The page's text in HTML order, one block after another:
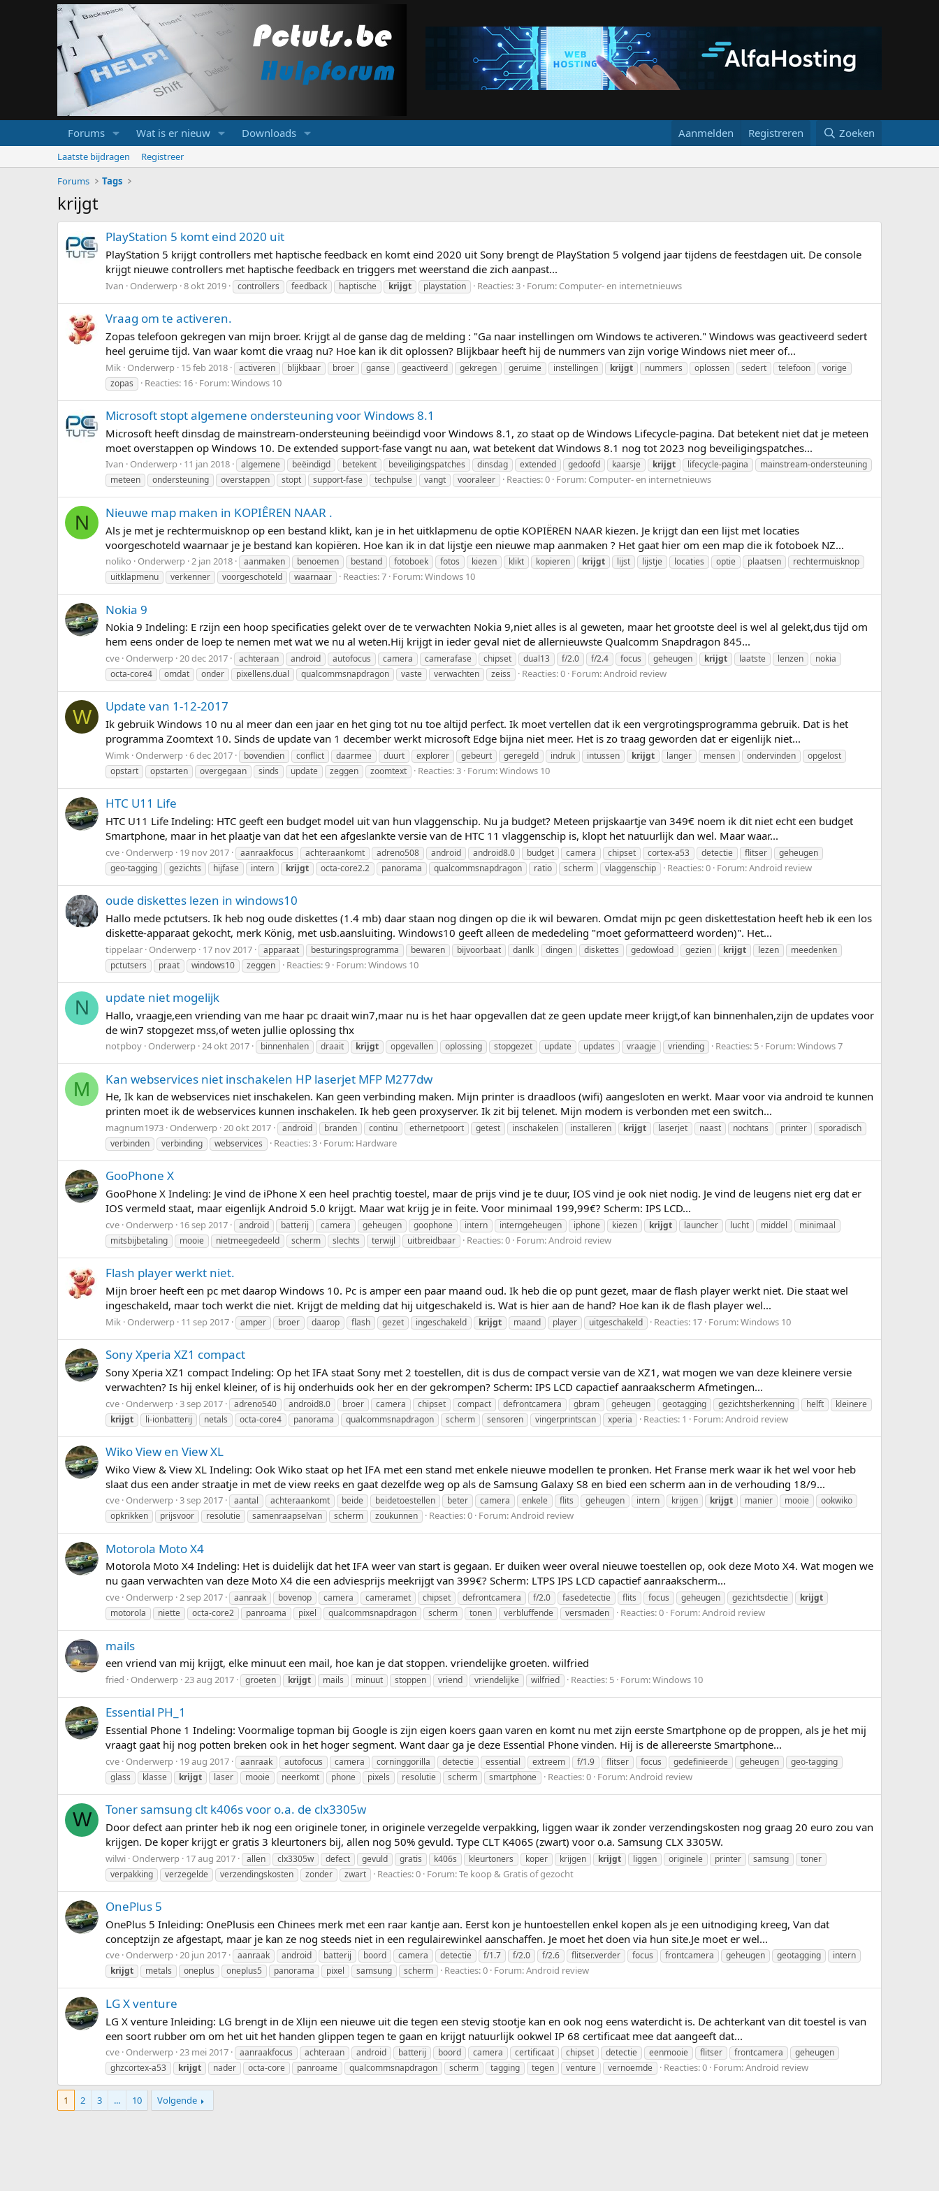
Forums Wat is er nieuw Downloads Aanmelden Registreren Zoeken
Laatste bijdragen
Registreer
Forums
Tags
krijgt
PlayStation 5 komt eind 2020 uit
PlayStation 5 krijgt controllers met haptische feedback en komt eind 2020 uit Sony brengt de PlayStation 5 volgend jaar tijdens de feestdagen uit. De console
krijgt nieuwe controllers met haptische feedback en triggers met weerstand die zich aanpast...
Ivan Onderwerp 8 okt 2019 controllers feedback haptische krijgt playstation Reacties: 3 Forum: Computer- en internetnieuws
Vraag om te activeren.
Zopas telefoon gekregen van mijn broer. Krijgt al de ganse dag de melding : "Ga naar instellingen om Windows te activeren." Windows was geactiveerd sedert
heel geruime tijd. Van waar komt die vraag nu? Hoe kan ik dit oplossen? Blijkbaar heeft hij de nummers van zijn vorige Windows niet meer of...
Mik Onderwerp 15 feb 2018 activeren blijkbaar broer ganse geactiveerd gekregen geruime instellingen krijgt nummers oplossen sedert telefoon
vorige
zopas
Reacties: 16 Forum:Windows 10
Microsoft stopt algemene ondersteuning voor Windows 8.1
Microsoft heeft dinsdag de mainstream-ondersteuning beëindigd voor Windows 8.1, zo staat op de Windows Lifecycle-pagina. Dat betekent niet dat je meteen
moet overstappen op Windows 10. De extended support-fase vangt nu aan, wat betekent dat Windows 8.1 nog tot 2023 nog beveiligingspatches...
Ivan Onderwerp 11 jan 2018 algemene beëindigd betekent beveiligingspatches dinsdag extended gedoofd kaarsje krijgt lifecycle-pagina
mainstream-ondersteuning
meteen
ondersteuning overstappen stopt support-fase techpulse vangt vooraleer Reacties: 0 Forum: Computer- en internetnieuws
N Nieuwe map maken in KOPIÊREN NAAR .
Als je met je rechtermuisknop op een bestand klikt, kan je in het uitklapmenu de optie KOPIËREN NAAR kiezen. Je krijgt dan een lijst met locaties
voorgeschoteld waarnaar je je bestand kan kopiëren. Hoe kan ik in dat lijstje een nieuwe map aanmaken ? Het gaat hier om een map die ik fotoboek NZ...
noliko Onderwerp 2 jan 2018 aanmaken benoemen bestand fotoboek fotos kiezen klikt kopieren krijgt lijst lijstje locaties optie plaatsen
rechtermuisknop
uitklapmenu
verkenner voorgeschoteld waarnaar Reacties: 7 Forum:Windows 10
Nokia 9
Nokia 9 Indeling: E rzijn een hoop specificaties gelekt over de te verwachten Nokia 9,niet alles is al geweten, maar het grootste deel is wel al gelekt,dus tijd om
hem eens onder de loep te nemen met wat we nu al weten.Hij krijgt in ieder geval niet de allernieuwste Qualcomm Snapdragon 845...
cve Onderwerp 20 dec 2017 achteraan android autofocus camera camerafase chipset dual13 f/2.0 f/2.4 focus geheugen krijgt laatste lenzen
nokia
octa-core4
omdat onder pixellens.dual qualcommsnapdragon vaste verwachten zeiss Reacties: 0 Forum:Android review
W Update van 1-12-2017
Ik gebruik Windows 10 nu al meer dan een jaar en het ging tot nu toe altijd perfect. Ik moet vertellen dat ik een vergrotingsprogramma gebruik. Dat is het
programma Zoomtext 10. Sinds de update van 1 december werkt microsoft Edge bijna niet meer. Het is zo traag geworden dat er eigenlijk niet...
Wimk Onderwerp 6 dec 2017 bovendien conflict daarmee duurt explorer gebeurt geregeld indruk intussen krijgt langer mensen ondervinden
opgelost
opstart
opstarten overgegaan sinds update zeggen zoomtext Reacties: 3 Forum:Windows 10
HTC U11 Life
HTC U11 Life Indeling: HTC geeft een budget model uit van hun vlaggenschip. Nu ja budget? Meteen prijskaartje van 349€ noem ik dit niet echt een budget
Smartphone, maar in het plaatje van dat het een afgeslankte versie van de HTC 11 vlaggenschip is, klopt het natuurlijk dan wel. Maar waar...
cve Onderwerp 19 nov 2017 aanraakfocus achteraankomt adreno508 android android8.0 budget camera chipset cortex-a53 detectie flitser
geheugen
geo-tagging
gezichts hijfase intern krijgt octa-core2.2 panorama qualcommsnapdragon ratio scherm vlaggenschip Reacties: 0 Forum:Android review
oude diskettes lezen in windows10
Hallo mede pctutsers. Ik heb nog oude diskettes (1.4 mb) daar staan nog dingen op die ik wil bewaren. Omdat mijn pc geen diskettestation heeft heb ik een los
diskette-apparaat gekocht, merk König, met usb.aansluiting. Windows10 geeft alleen de mededeling "moet geformatteerd worden)". Het...
tippelaar Onderwerp 17 nov 2017 apparaat besturingsprogramma bewaren bijvoorbaat danlk dingen diskettes gedowload gezien krijgt lezen
meedenken
pctutsers
praat windows10 zeggen Reacties: 9 Forum:Windows 10
N update niet mogelijk
Hallo, vraagje,een vriending van me haar pc draait win7,maar nu is het haar opgevallen dat ze geen update meer krijgt,of kan binnenhalen,zijn de updates voor
de win7 stopgezet mss,of weten jullie oplossing thx
notpboy Onderwerp 24 okt 2017 binnenhalen draait krijgt opgevallen oplossing stopgezet update updates vraagje vriending Reacties: 5 Forum:Windows 7
M Kan webservices niet inschakelen HP laserjet MFP M277dw
He, Ik kan de webservices niet inschakelen. Kan geen verbinding maken. Mijn printer is draadloos (wifi) aangesloten en werkt. Maar voor via android te kunnen
printen moet ik de webservices kunnen inschakelen. Ik heb geen proxyserver. Ik zit bij telenet. Mijn modem is verbonden met een switch...
magnum1973 Onderwerp 20 okt 2017 android branden continu ethernetpoort getest inschakelen installeren krijgt laserjet naast nochtans printer
sporadisch
verbinden
verbinding webservices Reacties: 3 Forum: Hardware
GooPhone X
GooPhone X Indeling: Je vind de iPhone X een heel prachtig toestel, maar de prijs vind je te duur, IOS vind je ook niet nodig. Je vind de leugens niet erg dat er
IOS vermeld staat, maar eigenlijk Android 5.0 krijgt. Maar wat krijg je in feite. Voor minimaal 199,99€? Scherm: IPS LCD...
cve Onderwerp 16 sep 2017 android batterij camera geheugen goophone intern interngeheugen iphone kiezen krijgt launcher lucht middel
minimaal
mitsbijbetaling
mooie nietmeegedeeld scherm slechts terwijl uitbreidbaar Reacties: 0 Forum:Android review
Flash player werkt niet.
Mijn broer heeft een pc met daarop Windows 10. Pc is amper een paar maand oud. Ik heb die op punt gezet, maar de flash player werkt niet. Die staat wel
ingeschakeld, maar toch werkt die niet. Krijgt de melding dat hij uitgeschakeld is. Wat is hier aan de hand? Hoe kan ik de flash player wel...
Mik Onderwerp 11 sep 2017 amper broer daarop flash gezet ingeschakeld krijgt maand player uitgeschakeld Reacties: 17 Forum:Windows 10
Sony Xperia XZ1 compact
Sony Xperia XZ1 compact Indeling: Op het IFA staat Sony met 2 toestellen, dit is dus de compact versie van de XZ1, wat mogen we van deze kleinere versie
verwachten? Is hij enkel kleiner, of is hij onderhuids ook her en der gekrompen? Scherm: IPS LCD capactief aanraakscherm Afmetingen...
cve Onderwerp 3 sep 2017 adreno540 android8.0 broer camera chipset compact defrontcamera gbram geheugen geotagging gezichtsherkenning helft
kleinere
krijgt
li-ionbatterij netals octa-core4 panorama qualcommsnapdragon scherm sensoren vingerprintscan xperia Reacties: 1 Forum:Android review
Wiko View en View XL
Wiko View & View XL Indeling: Ook Wiko staat op het IFA met een stand met enkele nieuwe modellen te pronken. Het Franse merk waar ik het wel voor heb
slaat dus een ander straatje in met de view reeks en gaat dezelfde weg op als de Samsung Galaxy S8 en bied een scherm aan in de verhouding 18/9...
cve Onderwerp 3 sep 2017 aantal achteraankomt beide beidetoestellen beter camera enkele flits geheugen intern krijgen krijgt manier mooie
ookwiko
opkrikken
prijsvoor resolutie samenraapselvan scherm zoukunnen Reacties: 0 Forum:Android review
Motorola Moto X4
Motorola Moto X4 Indeling: Het is duidelijk dat het IFA weer van start is gegaan. Er duiken weer overal nieuwe toestellen op, ook deze Moto X4. Wat mogen we
nu gaan verwachten van deze Moto X4 die een adviesprijs meekrijgt van 399€? Scherm: LTPS IPS LCD capactief aanraakscherm...
cve Onderwerp 2 sep 2017 aanraak bovenop camera cameramet chipset defrontcamera f/2.0 fasedetectie flits focus geheugen gezichtsdectie
krijgt
motorola
niette octa-core2 panroama pixel qualcommsnapdragon scherm tonen verbluffende versmaden Reacties: 0 Forum:Android review
mails
een vriend van mij krijgt, elke minuut een mail, hoe kan je dat stoppen. vriendelijke groeten. wilfried
fried Onderwerp 23 aug 2017 groeten krijgt mails minuut stoppen vriend vriendelijke wilfried Reacties: 5 Forum:Windows 10
Essential PH_1
Essential Phone 1 Indeling: Voormalige topman bij Google is zijn eigen koers gaan varen en komt nu met zijn eerste Smartphone op de proppen, als je het mij
vraagt gaat hij nog potten breken ook in het hoger segment. Want daar ga je deze Essential Phone vinden. Hij is de allereerste Smartphone...
cve Onderwerp 19 aug 2017 aanraak autofocus camera corninggorilla detectie essential extreem f/1.9 flitser focus gedefinieerde geheugen
geo-tagging
glass
klasse krijgt laser mooie neerkomt phone pixels resolutie scherm smartphone Reacties: 0 Forum:Android review
W Toner samsung clt k406s voor o.a. de clx3305w
Door defect aan printer heb ik nog een originele toner, in originele verzegelde verpakking, liggen waar ik zonder verzendingskosten nog graag 20 euro zou van
krijgen. De koper krijgt er gratis 3 kleurtoners bij, allen nog 50% gevuld. Type CLT K406S (zwart) voor o.a. Samsung CLX 3305W.
wilwi Onderwerp 17 aug 2017 allen clx3305w defect gevuld gratis k406s kleurtoners koper krijgen krijgt liggen originele printer samsung
toner
verpakking
verzegelde verzendingskosten zonder zwart Reacties: 0 Forum:Te koop & Gratis of gezocht
OnePlus 5
OnePlus 5 Inleiding: OnePlusis een Chinees merk met een raar kantje aan. Eerst kon je huntoestellen enkel kopen als je een uitnodiging kreeg, Van dat
conceptzijn ze afgestapt, maar je kan ze nog steeds niet in een regulairewinkel aanschaffen. Je moet het doen via hun site.Je moet er wel...
cve Onderwerp 20 jun 2017 aanraak android batterij boord camera detectie f/1.7 f/2.0 f/2.6 flitser.verder focus frontcamera geheugen geotagging
intern
krijgt
metals oneplus oneplus5 panorama pixel samsung scherm Reacties: 0 Forum:Android review
LG X venture
LG X venture Inleiding: LG brengt in de Xlijn een nieuwe uit die tegen een stevig stootje kan en ook nog eens waterdicht is. De achterkant van dit toestel is van
een soort rubber om om het uit het handen glippen tegen te gaan en krijgt natuurlijk ookwel IP 68 certificaat mee dat aangeeft dat...
cve Onderwerp 23 mei 2017 aanraakfocus achteraan android batterij boord camera certificaat chipset detectie eenmooie flitser frontcamera
geheugen
ghzcortex-a53
krijgt nader octa-core panroame qualcommsnapdragon scherm tagging tegen venture vernoemde Reacties: 0 Forum:Android review
1 2 3 ... 10 Volgende